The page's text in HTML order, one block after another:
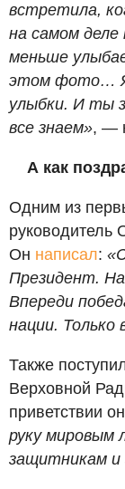
встретила,
на самом деле
меньше
этом фото… Я
улыбки. И ты
все знаем», —
А как
Одним из
руководитель
Он написал:
Президент.
Впереди
нации. Только
Также
Верховной
приветствии
руку мировым
защитникам